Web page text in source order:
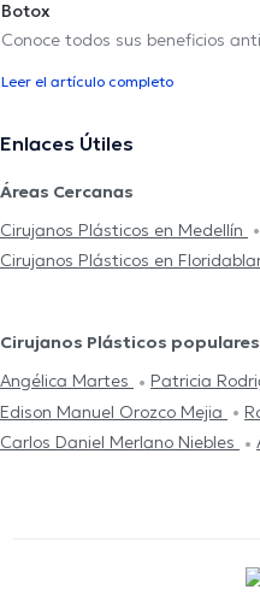
Botox
Conoce todos sus beneficios
Leer el artículo completo
Enlaces Útiles
Áreas Cercanas
Cirujanos Plásticos en Medellín
Cirujanos Plásticos en
Cirujanos Plásticos
Angélica Martes
Patricia
Edison Manuel Orozco Mejia
Carlos Daniel Merlano Niebles